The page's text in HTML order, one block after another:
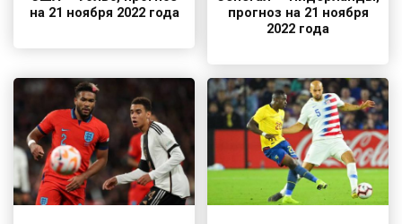
на 21 ноября 2022 года
прогноз на 21 ноября
2022 года